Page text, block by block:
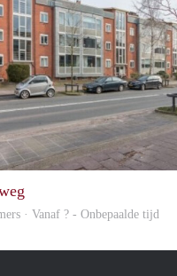
· Vanaf ? - Onbepaalde tijd